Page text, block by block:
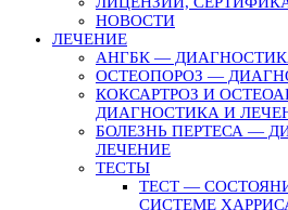
НОВОСТИ
ЛЕЧЕНИЕ
АНГБК —
ОСТЕОПОРОЗ —
КОКСАРТРОЗ И
ДИАГНОСТИКА И
БОЛЕЗНЬ ПЕРТЕСА —
ЛЕЧЕНИЕ
ТЕСТЫ
ТЕСТ —
СИСТЕМЕ